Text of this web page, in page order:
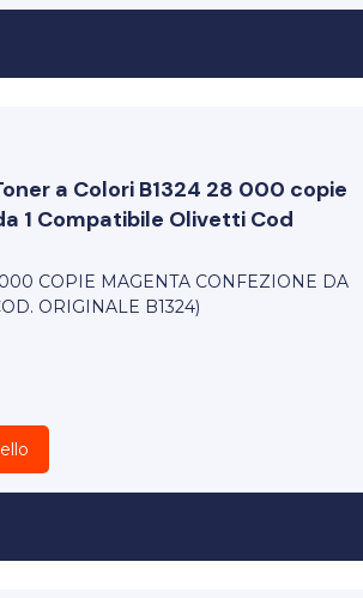
a Colori B1324 28 000 copie
1 Compatibile Olivetti Cod
COPIE MAGENTA CONFEZIONE DA
ORIGINALE B1324)